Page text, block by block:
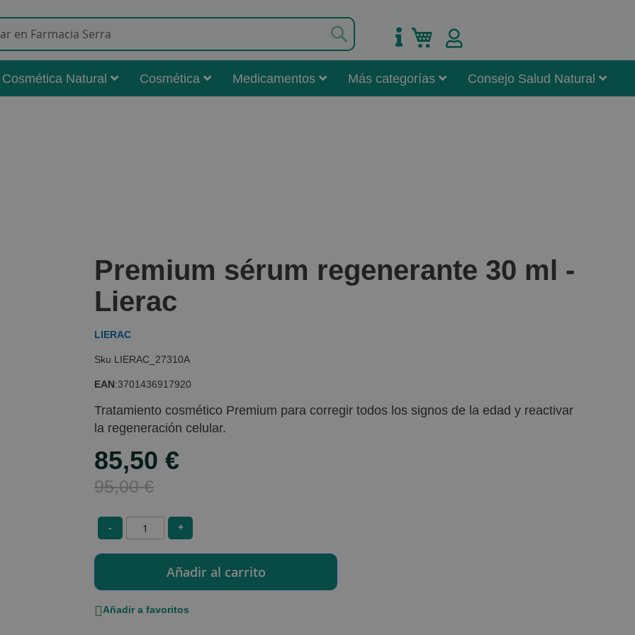
Mi carrito
Cosmética Natural Cosmética Medicamentos Más categorías Consejo Salud Natural
Premium sérum regenerante 30 ml -
Lierac
LIERAC
LIERAC_27310A
EAN:3701436917920
Tratamiento cosmético Premium para corregir todos los signos de la edad y reactivar
la regeneración celular.
Special
Price
85,50 €
95,00 €
- +
Añadir a favoritos